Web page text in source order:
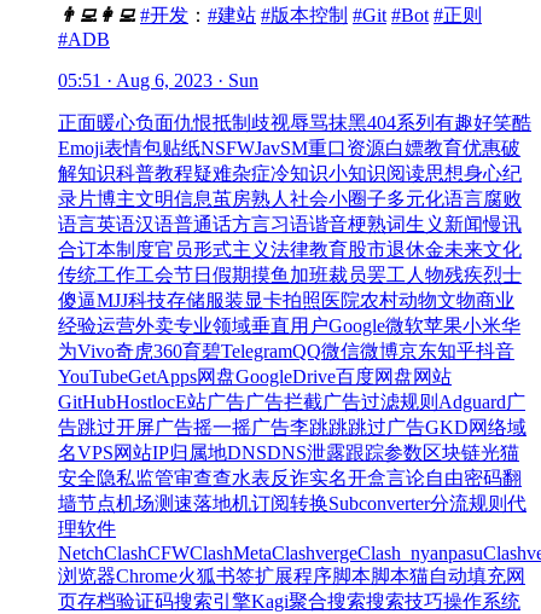
👨‍💻👩‍💻 #开发 ： #建站 #版本控制 #Git #Bot #正则
#ADB
05:51 · Aug 6, 2023 · Sun
正面暖心负面仇恨抵制 歧视辱骂抹黑404系列 有趣好笑酷
Emoji表情包贴纸NSFWJavSM重口资源白嫖教育优惠破
解知识科普教程疑难杂症冷知识小知识阅读思想身心纪
录片博主文明信息茧房熟人社会小圈子多元化语言腐败
语言英语汉语普通话方言习语谐音梗熟词生义 新闻慢讯
合订本制度官员形式主义法律教育股市退休金未来文化
传统工作工会节日 假期摸鱼 加班裁员罢工 人物残疾烈士
傻逼MJJ科技存储服装显卡拍照医院农村动物文物商业
经验运营外卖专业领域垂直用户Google微软苹果小米华
为Vivo奇虎360育碧TelegramQQ微信微博京东知乎抖音
YouTubeGetApps网盘GoogleDrive百度网盘网站
GitHubHostlocE站广告广告拦截广告过滤规则 Adguard广
告跳过开屏广告摇一摇广告李跳跳跳过广告GKD网络域
名VPS网站IP归属地DNSDNS泄露跟踪参数区块链光猫
安全隐私监管审查查水表反诈实名开盒言论自由密码翻
墙节点机场测速落地机订阅转换Subconverter分流规则 代
理软件
NetchClashCFWClashMetaClashvergeClash_nyanpasu
浏览器Chrome火狐书签扩展程序脚本脚本猫自动填充网
页存档验证码搜索引擎Kagi聚合搜索搜索技巧操作系统